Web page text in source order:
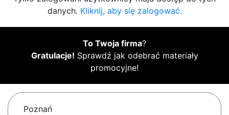
danych. Kliknij, aby się zalogować.
To Twoja firma?
Gratulacje! Sprawdź jak odebrać materiały
promocyjne!
Poznań